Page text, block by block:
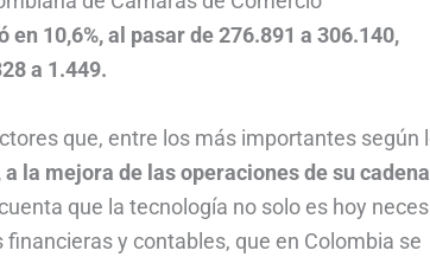
en 10,6%, al pasar de 276.891 a 306.140,
a 1.449.
que, entre los más importantes según
la mejora de las operaciones de su
que la tecnología no solo es hoy
y contables, que en Colombia se